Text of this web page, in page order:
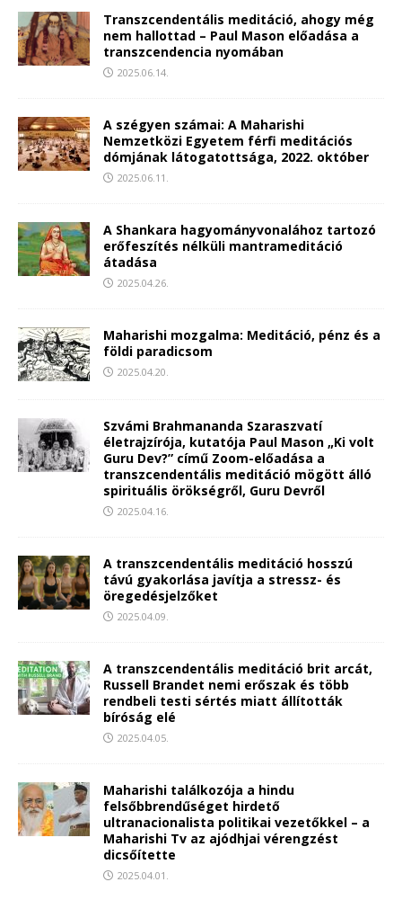
Transzcendentális meditáció, ahogy még
nem hallottad – Paul Mason előadása a
transzcendencia nyomában
2025.06.14.
A szégyen számai: A Maharishi
Nemzetközi Egyetem férfi meditációs
dómjának látogatottsága, 2022. október
2025.06.11.
A Shankara hagyományvonalához tartozó
erőfeszítés nélküli mantrameditáció
átadása
2025.04.26.
Maharishi mozgalma: Meditáció, pénz és a
földi paradicsom
2025.04.20.
Szvámi Brahmananda Szaraszvatí
életrajzírója, kutatója Paul Mason „Ki volt
Guru Dev?” című Zoom-előadása a
transzcendentális meditáció mögött álló
spirituális örökségről, Guru Devről
2025.04.16.
A transzcendentális meditáció hosszú
távú gyakorlása javítja a stressz- és
öregedésjelzőket
2025.04.09.
A transzcendentális meditáció brit arcát,
Russell Brandet nemi erőszak és több
rendbeli testi sértés miatt állították
bíróság elé
2025.04.05.
Maharishi találkozója a hindu
felsőbbrendűséget hirdető
ultranacionalista politikai vezetőkkel – a
Maharishi Tv az ajódhjai vérengzést
dicsőítette
2025.04.01.